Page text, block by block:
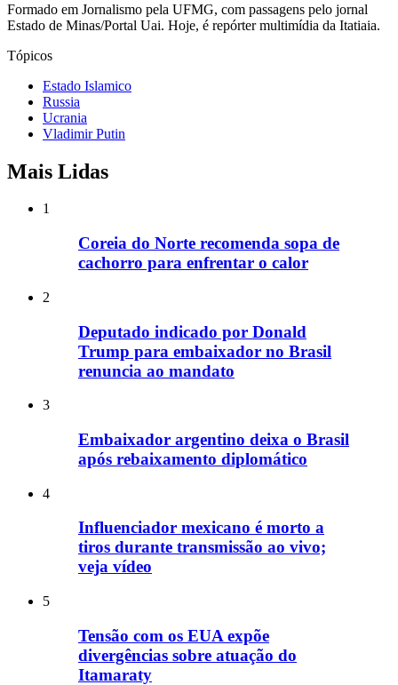
Formado em Jornalismo pela UFMG, com passagens pelo jornal
Estado de Minas/Portal Uai. Hoje, é repórter multimídia da Itatiaia.
Tópicos
Estado Islamico
Russia
Ucrania
Vladimir Putin
Mais Lidas
1
Coreia do Norte recomenda sopa de
cachorro para enfrentar o calor
2
Deputado indicado por Donald
Trump para embaixador no Brasil
renuncia ao mandato
3
Embaixador argentino deixa o Brasil
após rebaixamento diplomático
4
Influenciador mexicano é morto a
tiros durante transmissão ao vivo;
veja vídeo
5
Tensão com os EUA expõe
divergências sobre atuação do
Itamaraty